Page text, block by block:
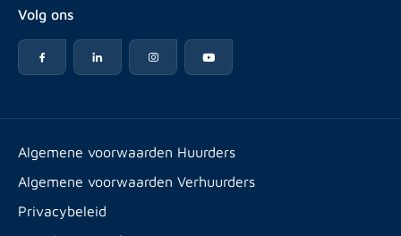
Advies
Expats
Energielabel
Veelgestelde vragen
Reviews
Artikelen
Volg ons
Algemene voorwaarden Huurders
Algemene voorwaarden Verhuurders
Privacybeleid